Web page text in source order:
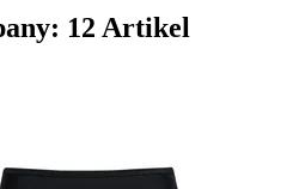
12 Artikel